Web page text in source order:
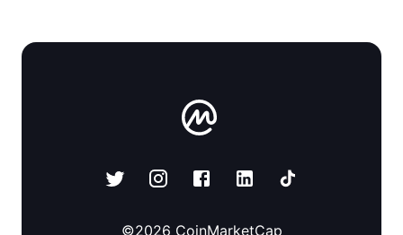
©2026 CoinMarketCap